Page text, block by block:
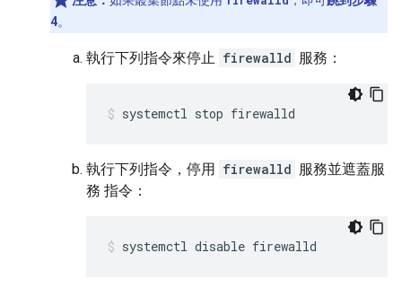
4。
執行下列指令來停止 firewalld 服務：
systemctl stop firewalld
執行下列指令，停用 firewalld 服務並遮蓋服
務 指令：
systemctl disable firewalld